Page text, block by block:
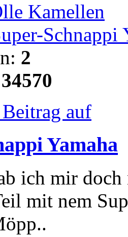
Kamellen
Schnappi
2
34570
auf
Yamaha
ich mir
mit nem